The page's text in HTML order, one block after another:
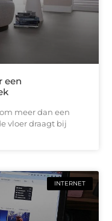
een
meer dan een
vloer draagt bij
INTERNET